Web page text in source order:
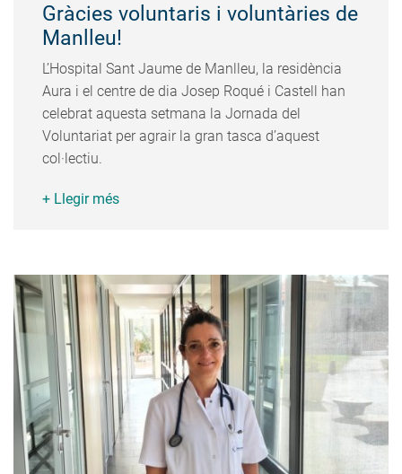
Gràcies voluntaris i voluntàries de
Manlleu!
L’Hospital Sant Jaume de Manlleu, la residència
Aura i el centre de dia Josep Roqué i Castell han
celebrat aquesta setmana la Jornada del
Voluntariat per agrair la gran tasca d’aquest
col·lectiu.
+ Llegir més